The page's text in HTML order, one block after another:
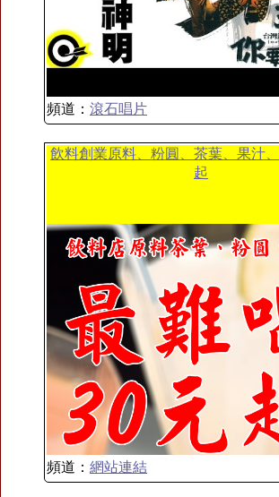
頻道： 滾石唱片
飲料創業原料、粉圓、茶葉、果汁
起
頻道： 網站連結